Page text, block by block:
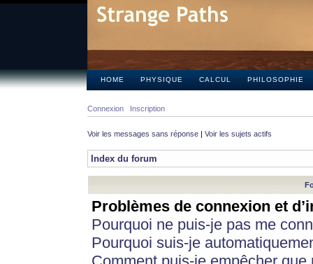
HOME PHYSIQUE CALCUL PHILOSOPHIE
Connexion Inscription
Voir les messages sans réponse | Voir les sujets actifs
Index du forum
Problèmes de connexion et
Pourquoi ne puis-je pas me
Pourquoi suis-je